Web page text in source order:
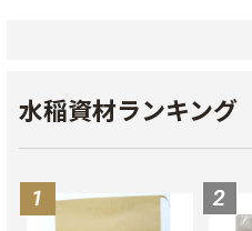
水稲資材ランキング